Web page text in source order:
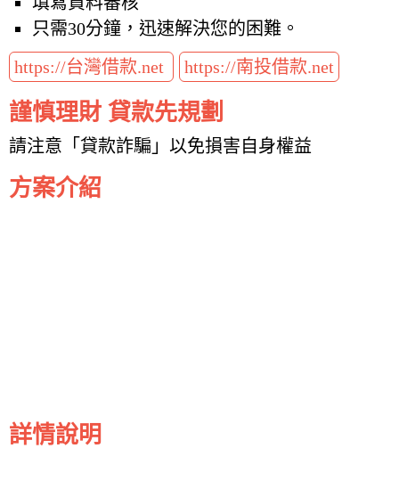
只需30分鐘，迅速解決您的困難。
https://台灣借款.net
https://南投借款.net
謹慎理財 貸款先規劃
請注意「貸款詐騙」以免損害自身權益
方案介紹
詳情說明